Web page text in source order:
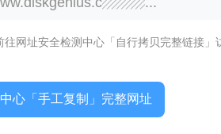
网址安全检测中心「自行拷贝完整链接」
心「手工复制」完整网址